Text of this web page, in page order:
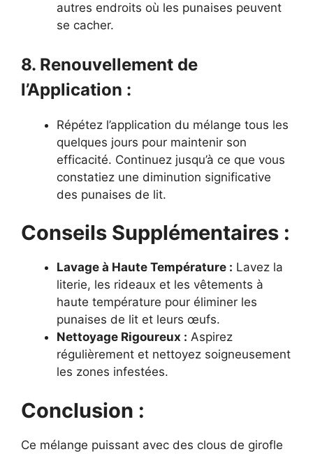
autres endroits où les punaises peuvent
se cacher.
8. Renouvellement de
l’Application :
Répétez l’application du mélange tous les
quelques jours pour maintenir son
efficacité. Continuez jusqu’à ce que vous
constatiez une diminution significative
des punaises de lit.
Conseils Supplémentaires :
Lavage à Haute Température : Lavez la
literie, les rideaux et les vêtements à
haute température pour éliminer les
punaises de lit et leurs œufs.
Nettoyage Rigoureux : Aspirez
régulièrement et nettoyez soigneusement
les zones infestées.
Conclusion :
Ce mélange puissant avec des clous de girofle